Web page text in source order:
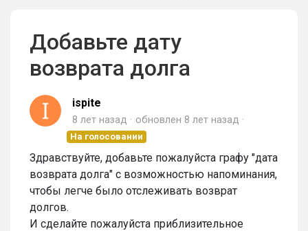
Добавьте дату
возврата долга
ispite
8 лет назад обновлен 8 лет назад
На голосовании
Здравствуйте, добавьте пожалуйста графу "дата
возврата долга" с возможностью напоминания,
чтобы легче было отслеживать возврат
долгов.
И сделайте пожалуйста приблизительное